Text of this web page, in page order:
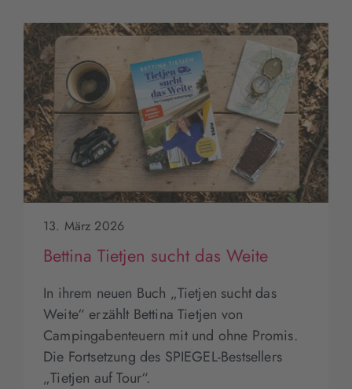
13. März 2026
Bettina Tietjen sucht das Weite
In ihrem neuen Buch „Tietjen sucht das
Weite“ erzählt Bettina Tietjen von
Campingabenteuern mit und ohne Promis.
Die Fortsetzung des SPIEGEL-Bestsellers
„Tietjen auf Tour“.